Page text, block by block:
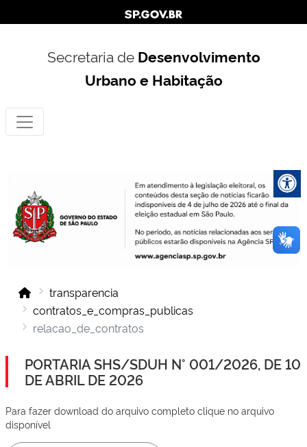
Secretaria de Desenvolvimento
Urbano e Habitação
transparencia
contratos_e_compras_publicas
relacao_de_contratos
PORTARIA SHS/SDUH N° 001/2026, DE 10
DE ABRIL DE 2026
Para fazer download do arquivo completo clique no arquivo
disponível